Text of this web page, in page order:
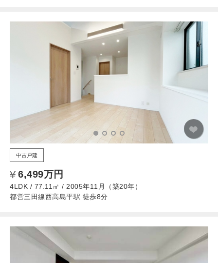
中古戸建
6,499万円
4LDK / 77.11㎡ / 2005年11月（築20年）
都営三田線西高島平駅 徒歩8分